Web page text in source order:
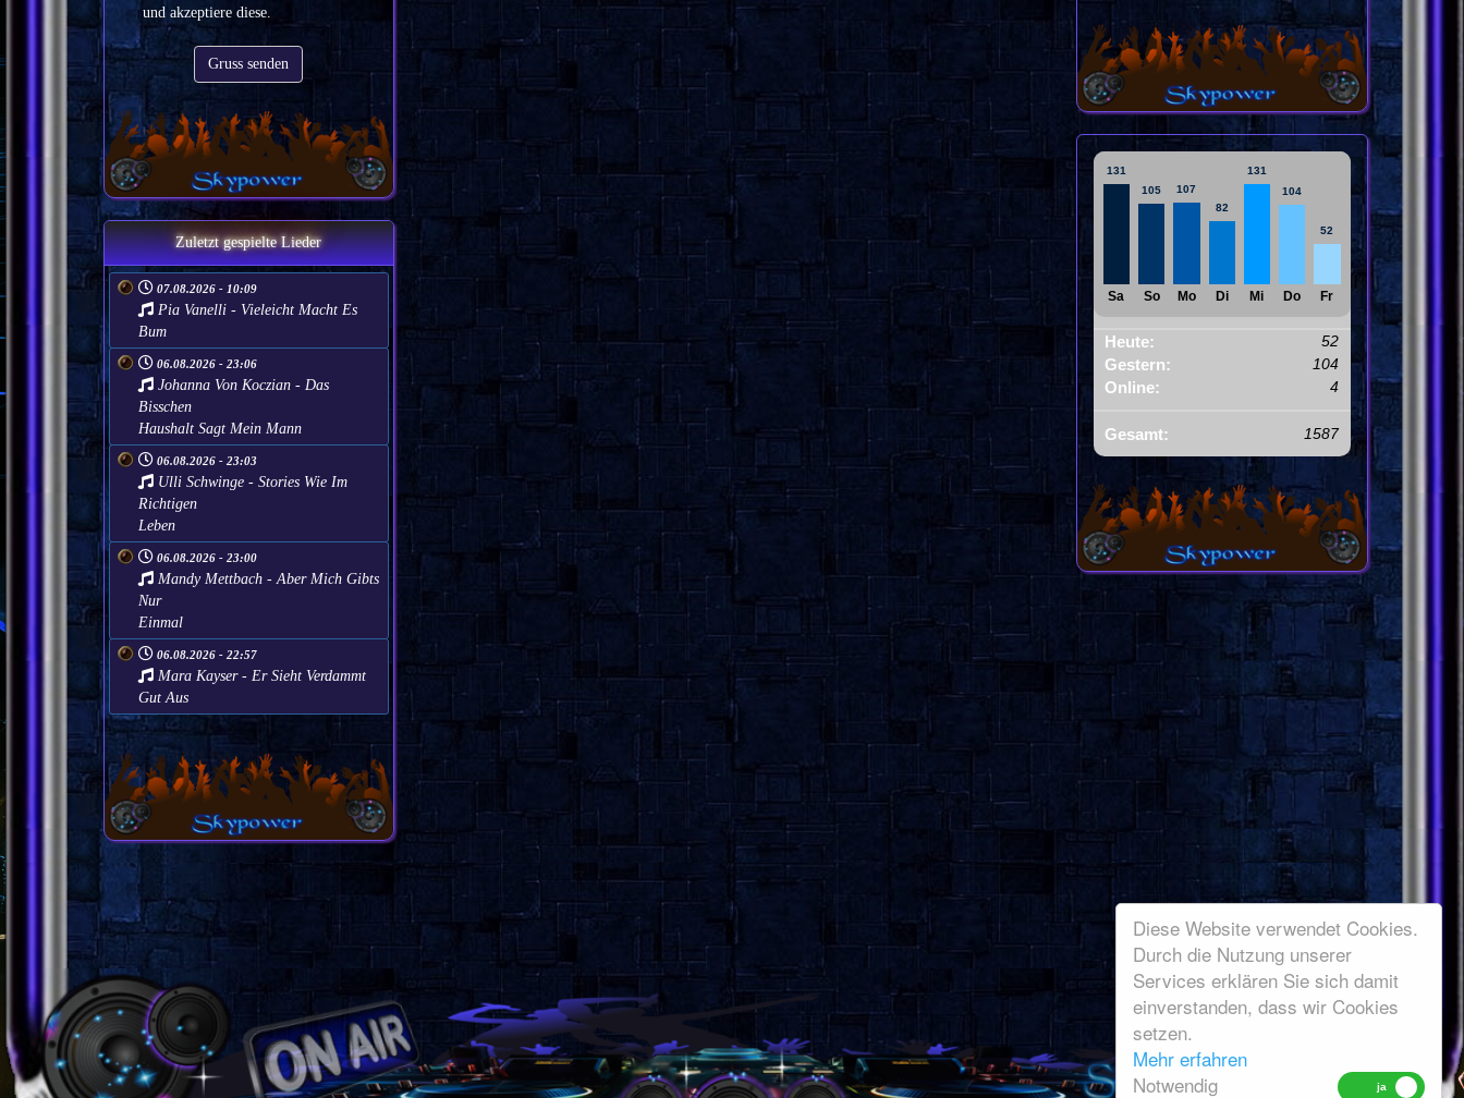
Diese Website verwendet Cookies.
Durch die Nutzung unserer
Services erklären Sie sich damit
einverstanden, dass wir Cookies
setzen.
Mehr erfahren
Notwendig
und akzeptiere diese.
Gruss senden
Zuletzt gespielte Lieder
07.08.2026 - 10:09
Pia Vanelli - Vieleicht Macht Es
Bum
06.08.2026 - 23:06
Johanna Von Koczian - Das
Bisschen
Haushalt Sagt Mein Mann
06.08.2026 - 23:03
Ulli Schwinge - Stories Wie Im
Richtigen
Leben
06.08.2026 - 23:00
Mandy Mettbach - Aber Mich Gibts
Nur
Einmal
06.08.2026 - 22:57
Mara Kayser - Er Sieht Verdammt
Gut Aus
131
Sa
105
So
107
Mo
82
Di
131
Mi
104
Do
52
Fr
Heute: 52
Gestern: 104
Online: 4
Gesamt: 1587